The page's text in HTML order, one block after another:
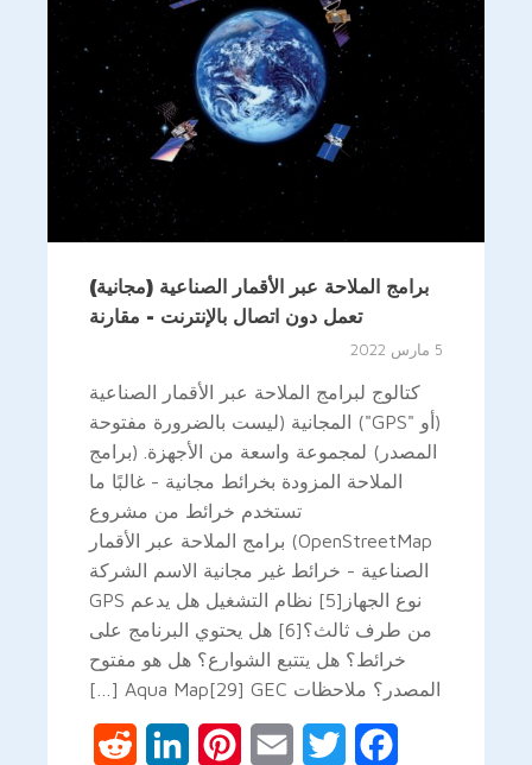
برامج الملاحة عبر الأقمار الصناعية (مجانية)
تعمل دون اتصال بالإنترنت - مقارنة
5 مارس 2022
كتالوج لبرامج الملاحة عبر الأقمار الصناعية
(أو "GPS") المجانية (ليست بالضرورة مفتوحة
المصدر) لمجموعة واسعة من الأجهزة. (برامج
الملاحة المزودة بخرائط مجانية - غالبًا ما
تستخدم خرائط من مشروع
OpenStreetMap) برامج الملاحة عبر الأقمار
الصناعية - خرائط غير مجانية الاسم الشركة
نوع الجهاز[5] نظام التشغيل هل يدعم GPS
من طرف ثالث؟[6] هل يحتوي البرنامج على
خرائط؟ هل يتتبع الشوارع؟ هل هو مفتوح
المصدر؟ ملاحظات Aqua Map[29] GEC […]
Facebook
Twitter
Email
Pinterest
LinkedIn